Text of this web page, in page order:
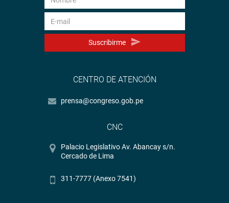
Suscribirme
CENTRO DE ATENCIÓN
prensa@congreso.gob.pe
CNC
Palacio Legislativo Av. Abancay s/n.
Cercado de Lima
311-7777 (Anexo 7541)